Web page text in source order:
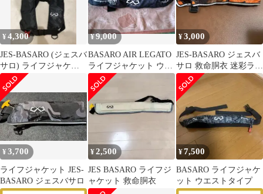
付き つば広 日焼け防止
¥4,300
JES-BASARO (ジェスバ
サロ) ライフジャケッ
ト 手動膨張式ベストタ
イプ
¥9,000
BASARO AIR LEGATO
ライフジャケット ウエ
ストベルト緊急値引。
¥3,000
JES-BASARO ジェスバ
サロ 救命胴衣 迷彩ライ
フジャケット
¥3,700
ライフジャケット JES-
BASARO ジェスバサロ
¥2,500
JES BASARO ライフジ
ャケット 救命胴衣
¥7,500
BASARO ライフジャケ
ット ウエストタイプ